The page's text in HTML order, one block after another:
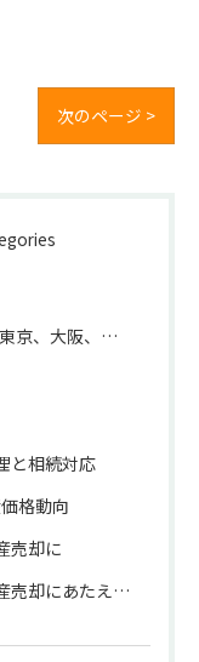
次のページ >
いが不動産取引に与える影響
と相続対応
格動向
売却に
にあたえる影響